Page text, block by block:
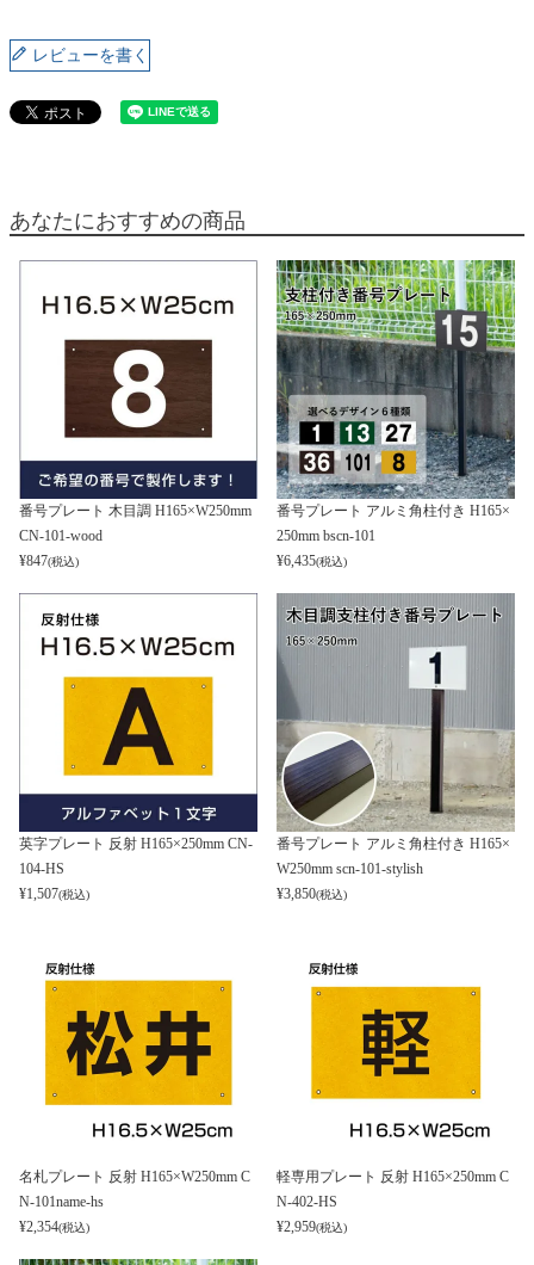
レビューを書く
あなたにおすすめの商品
番号プレート 木目調 H165×W250mm
CN-101-wood
¥847(税込)
番号プレート アルミ角柱付き H165×
250mm bscn-101
¥6,435(税込)
英字プレート 反射 H165×250mm CN-
104-HS
¥1,507(税込)
番号プレート アルミ角柱付き H165×
W250mm scn-101-stylish
¥3,850(税込)
名札プレート 反射 H165×W250mm C
N-101name-hs
¥2,354(税込)
軽専用プレート 反射 H165×250mm C
N-402-HS
¥2,959(税込)